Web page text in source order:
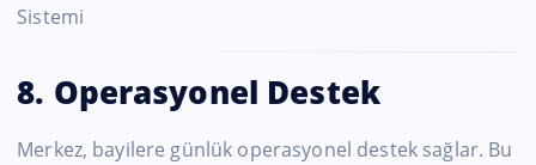
Sistemi
8. Operasyonel Destek
Merkez, bayilere günlük operasyonel destek sağlar. Bu